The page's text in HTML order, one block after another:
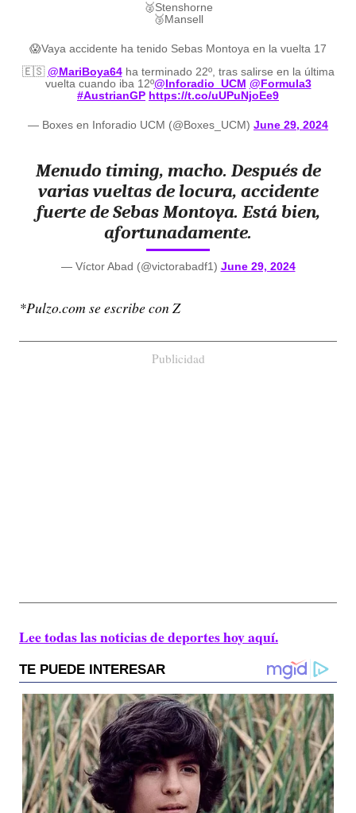
🥈Stenshorne
🥉Mansell
😱Vaya accidente ha tenido Sebas Montoya en la vuelta 17
🇪🇸@MariBoya64ha terminado 22º, tras salirse en la última
vuelta cuando iba 12º@Inforadio_UCM @Formula3
#AustrianGP https://t.co/uUPuNjoEe9
— Boxes en Inforadio UCM (@Boxes_UCM) June 29, 2024
Menudo timing, macho. Después de
varias vueltas de locura, accidente
fuerte de Sebas Montoya. Está bien,
afortunadamente.
— Víctor Abad (@victorabadf1) June 29, 2024
*Pulzo.com se escribe con Z
Publicidad
Lee todas las noticias de deportes hoy aquí.